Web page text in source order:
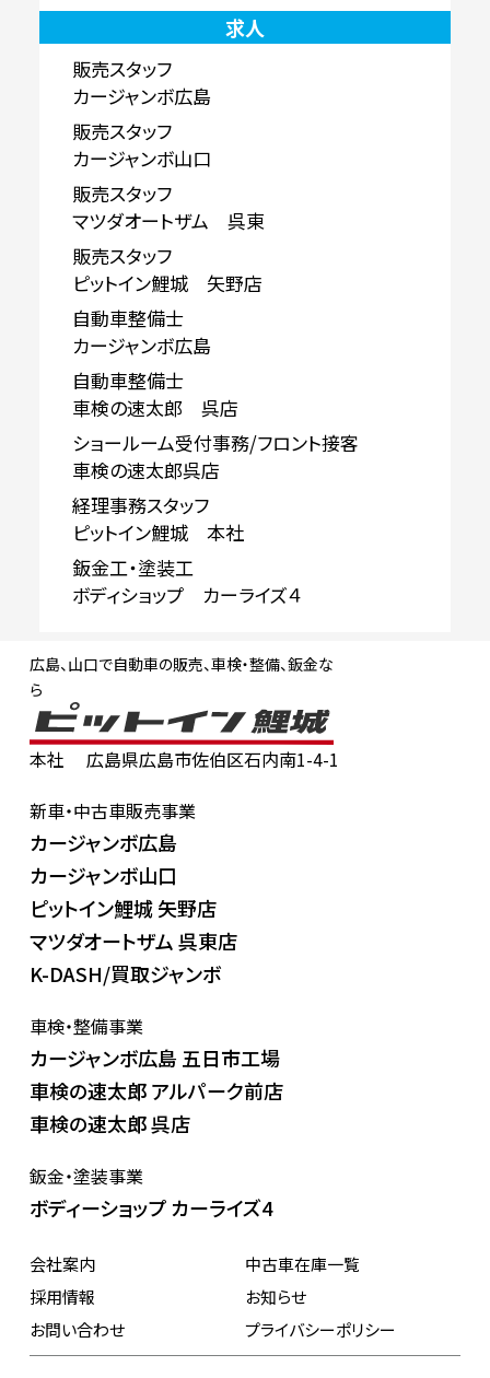
求人
販売スタッフ
カージャンボ広島
販売スタッフ
カージャンボ山口
販売スタッフ
マツダオートザム 呉東
販売スタッフ
ピットイン鯉城 矢野店
自動車整備士
カージャンボ広島
自動車整備士
車検の速太郎 呉店
ショールーム受付事務/フロント接客
車検の速太郎呉店
経理事務スタッフ
ピットイン鯉城 本社
鈑金工・塗装工
ボディショップ カーライズ４
広島、山口で自動車の販売、車検・整備、鈑金な
ら
本社
広島県広島市佐伯区石内南1-4-1
新車・中古車販売事業
カージャンボ広島
カージャンボ山口
ピットイン鯉城 矢野店
マツダオートザム 呉東店
K-DASH/買取ジャンボ
車検・整備事業
カージャンボ広島 五日市工場
車検の速太郎 アルパーク前店
車検の速太郎 呉店
鈑金・塗装事業
ボディーショップ カーライズ4
会社案内
中古車在庫一覧
採用情報
お知らせ
お問い合わせ
プライバシーポリシー